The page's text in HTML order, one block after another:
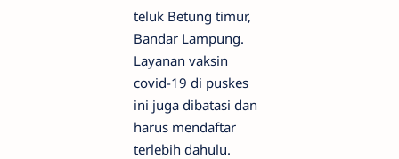
teluk Betung timur,
Bandar Lampung.
Layanan vaksin
covid-19 di puskes
ini juga dibatasi dan
harus mendaftar
terlebih dahulu.